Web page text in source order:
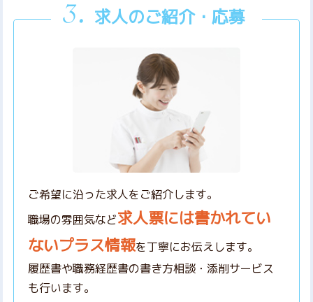
求人のご紹介・応募
ご希望に沿った求人をご紹介します。
職場の雰囲気など求人票には書かれてい
ないプラス情報を丁寧にお伝えします。
履歴書や職務経歴書の書き方相談・添削サービス
も行います。